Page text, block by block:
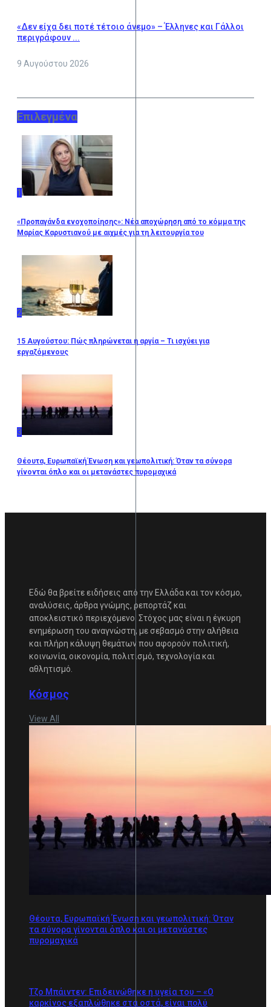
«Δεν είχα δει ποτέ τέτοιο άνεμο» – Έλληνες και Γάλλοι
περιγράφουν ...
9 Αυγούστου 2026
Επιλεγμένα
1
«Προπαγάνδα ενοχοποίησης»: Νέα αποχώρηση από το κόμμα της
Μαρίας Καρυστιανού με αιχμές για τη λειτουργία του
2
15 Αυγούστου: Πώς πληρώνεται η αργία – Τι ισχύει για
εργαζόμενους
3
Θέουτα, Ευρωπαϊκή Ένωση και γεωπολιτική: Όταν τα σύνορα
γίνονται όπλο και οι μετανάστες πυρομαχικά
Εδώ θα βρείτε ειδήσεις από την Ελλάδα και τον κόσμο,
αναλύσεις, άρθρα γνώμης, ρεπορτάζ και
αποκλειστικό περιεχόμενο. Στόχος μας είναι η έγκυρη
ενημέρωση του αναγνώστη, με σεβασμό στην αλήθεια
και πλήρη κάλυψη θεμάτων που αφορούν πολιτική,
κοινωνία, οικονομία, πολιτισμό, τεχνολογία και
αθλητισμό.
Κόσμος
View All
Θέουτα, Ευρωπαϊκή Ένωση και γεωπολιτική: Όταν
τα σύνορα γίνονται όπλο και οι μετανάστες
πυρομαχικά
Τζο Μπάιντεν: Επιδεινώθηκε η υγεία του – «Ο
καρκίνος εξαπλώθηκε στα οστά, είναι πολύ